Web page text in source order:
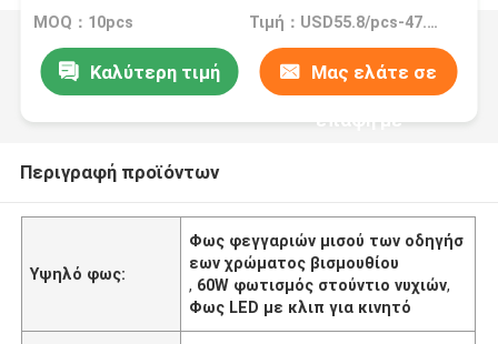
Σαλόν ομορφιάς
MOQ：10pcs Τιμή：USD55.8/pcs-47.82/pcs (10-100pcs)
Καλύτερη τιμή Μας ελάτε σε
επαφή με
Περιγραφή προϊόντων
Υψηλό φως:
Φως φεγγαριών μισού των οδηγήσ
εων χρώματος βισμουθίου
, 60W φωτισμός στούντιο νυχιών,
Φως LED με κλιπ για κινητό